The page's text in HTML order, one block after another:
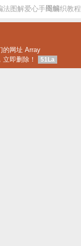
图解
法图解爱心手绳编织教程
的网址 Array
立即删除！
51La